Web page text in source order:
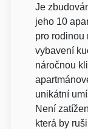
Je
jeho 10
pro rodinou
vybavení
náročnou
unikátní
Není
která by